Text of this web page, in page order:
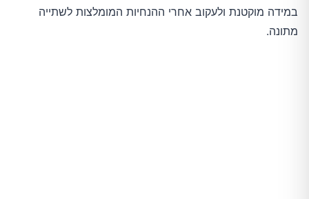
במידה מוקטנת ולעקוב אחרי ההנחיות המומלצות לשתייה
מתונה.